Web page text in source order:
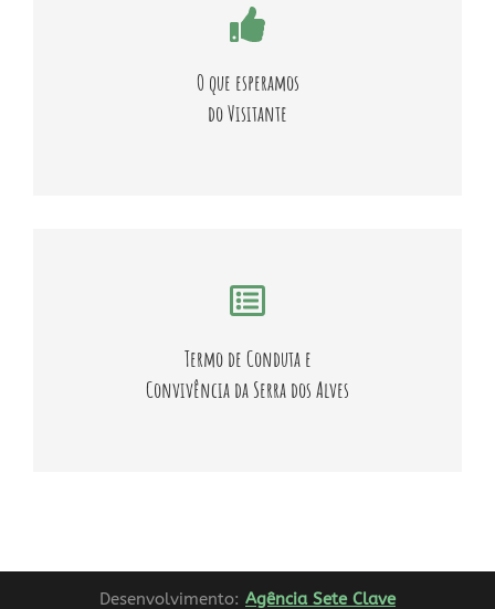
O que esperamos
do Visitante
A cooperação e os bons hábitos geram ambiente limpo e
SAIBA MAIS
Termo de Conduta e
Convivência da Serra dos Alves
Respeite o Termo de Conduta e Convivência feito pelos
SAIBA MAIS
Desenvolvimento: Agência Sete Clave